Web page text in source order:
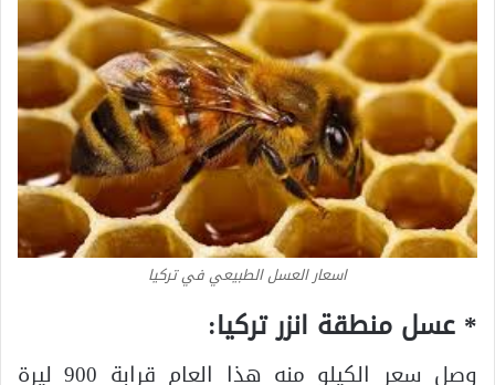
اسعار العسل الطبيعي في تركيا
* عسل منطقة انزر تركيا:
وصل سعر الكيلو منه هذا العام قرابة 900 ليرة